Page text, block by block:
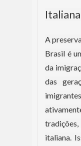
A
Brasil é
da
das
italiana.